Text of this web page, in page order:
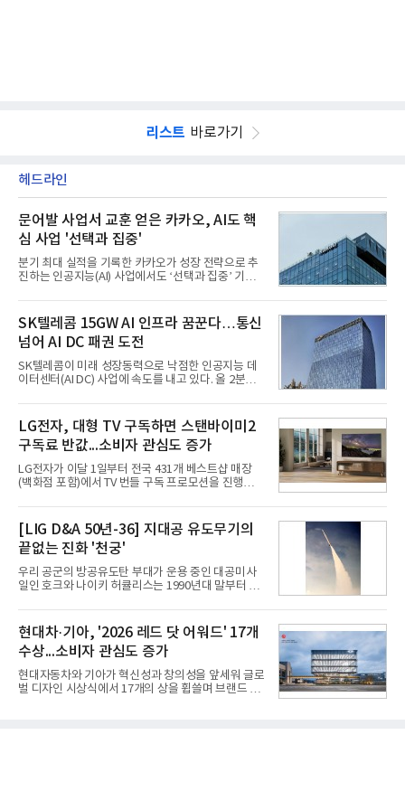
리스트 바로가기
헤드라인
문어발 사업서 교훈 얻은 카카오, AI도 핵
심 사업 '선택과 집중'
분기 최대 실적을 기록한 카카오가 성장 전략으로 추
진하는 인공지능(AI) 사업에서도 ‘선택과 집중’ 기조
라 투자에 나서는 것과 달리, 카카오는 ‘카카오톡’이
라는 플랫폼 경쟁력을 활용한 AI 에이전트 서비스에
집중하는 전략이다. 과거 무리한 사업 확장 과정에서
겪었던 시행착오를 되풀이하지 않고 핵심 역량에 집
중하겠다는 취지로 풀이된다.7일 업계에 따르면 카카
오는 올해 2분기 연결 기준 매출 2조985억원, 영업이
익 2770억원을 기록했다. 전년 동기 대비 매출과 영업
은 4884억
SK텔레콤 15GW AI 인프라 꿈꾼다…통신
넘어 AI DC 패권 도전
SK텔레콤이 미래 성장동력으로 낙점한 인공지능 데
이터센터(AI DC) 사업에 속도를 내고 있다. 올 2분기
는 2035년까지 총 15GW(기가와트) 규모의 AI DC를
구축하겠다는 대형 청사진을 제시하면서다. 이에 따
라 경쟁 구도 역시 이동통신사인 KT, LG유플러스를
넘어 네이버, 삼성SDS 등 IT 인프라 기업으로 확장되
고 있다.7일 SK텔레콤에 따르면 회사는 올해 2분기
연결 기준 매출 4조 3591억원, 영업이익 5660억원을
기록했다. 매출은 전년 동기 대비 0.5%, 영업이익은
따른 기저효과가 실
LG전자, 대형 TV 구독하면 스탠바이미2
구독료 반값...소비자 관심도 증가
LG전자가 이달 1일부터 전국 431개 베스트샵 매장
(백화점 포함)에서 TV 번들 구독 프로모션을 진행하고
인해주는 프로모션이다.대상 제품은 65·77·83형 올
레드, 75·86·100형 마이크로 RGB, 75·86형 미니
RGB 등 거실용 TV로 인기가 높은 베스트셀러 TV 20
개 모델이며, 동시 구독 계약 시 스탠바이미2(모델명
27LX6TPGA) 구독료를 50% 할인 받을 수 있다. 프로
모션 대상 모델과 혜택, 구독료 등 프로모션 세부 사항
은 베스트샵 판매 매니저에게 문의하면 자세히 안내
등으로 이전
[LIG D&A 50년-36] 지대공 유도무기의
끝없는 진화 '천궁'
우리 공군의 방공유도탄 부대가 운용 중인 대공미사
일인 호크와 나이키 허큘리스는 1990년대 말부터 성
기존 미사일체계를 대체할 중고도 및 중거리 대공미
사일을 개발하기로 결정했다.처음 KM-SAM 사업으로
불린 이 사업의 명칭은 호크(Iron Hawk, 철매)를 대체
한다는 의미에서 ‘철매Ⅱ’ 로 정해졌다. 철매Ⅱ 개발
사업은 미사일체계 완성 후인 2011년 ‘천궁(天弓)’으
로 다시 장비명이 바뀌었다. 17개 업체와 관련 기관이
참여한 가운데 LIG 넥스원은 탐색 개발에서 체계개발
현대차·기아, '2026 레드 닷 어워드' 17개
수상...소비자 관심도 증가
현대자동차와 기아가 혁신성과 창의성을 앞세워 글로
벌 디자인 시상식에서 17개의 상을 휩쓸며 브랜드 경